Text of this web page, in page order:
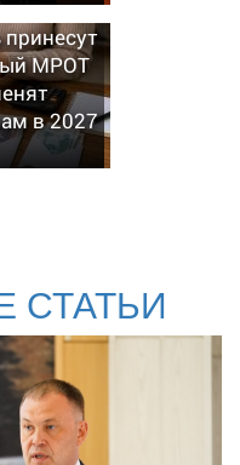
МРОТ
в 2027
СТАТЬИ